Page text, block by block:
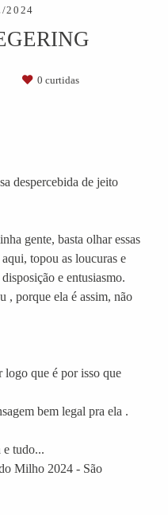
2024
0 curtidas
despercebida de jeito
gente, basta olhar essas
topou as loucuras e
e entusiasmo.
, porque ela é assim, não
logo que é por isso que
bem legal pra ela .
e tudo...
Milho 2024 - São